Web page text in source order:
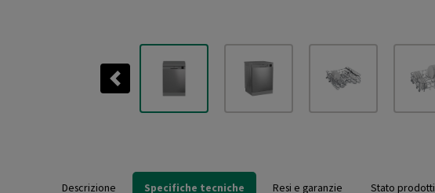
Previous
Descrizione Specifiche tecniche Resi e garanzie Stato prodotti